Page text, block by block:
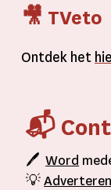
🎥 TVeto
Ontdek het
📬
🖊Word
💡Adverteren